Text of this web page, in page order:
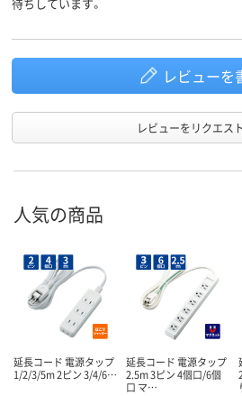
レビューを
レビューをリクエス
人気の商品
延長コード 電源タップ
1/2/3/5m 2ピン 3/4/6…
延長コード 電源タップ
2.5m 3ピン 4個口/6個
口 マ…